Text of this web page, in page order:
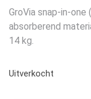
€19,50.
GroVia snap-in-
absorberend
14 kg.
Uitverkocht